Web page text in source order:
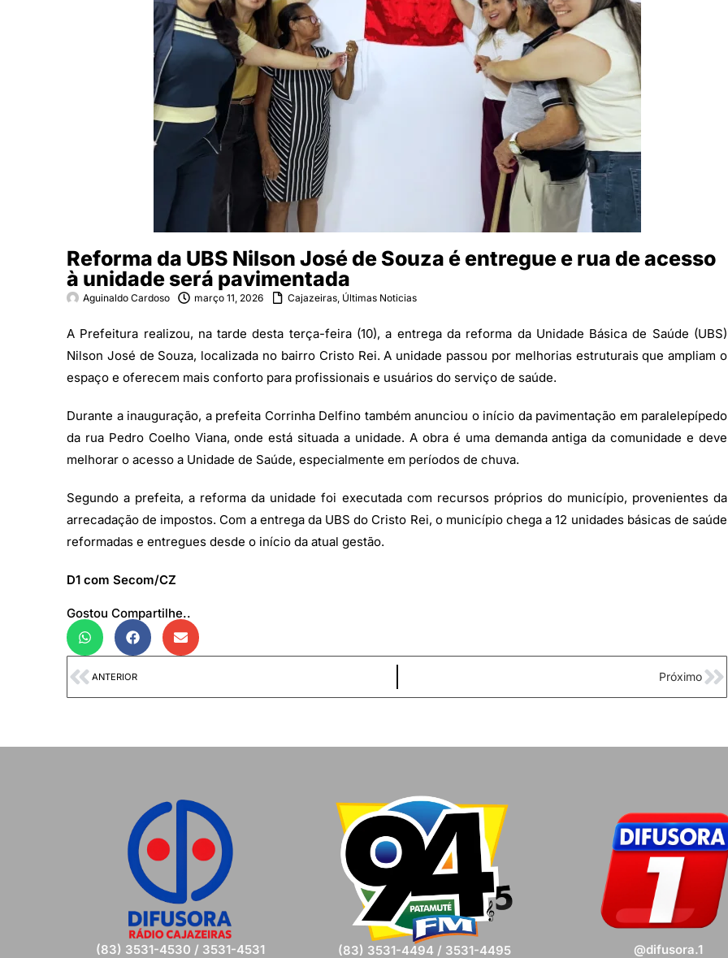
Reforma da UBS Nilson José de Souza é entregue e rua de acesso
à unidade será pavimentada
Aguinaldo Cardoso março 11, 2026 Cajazeiras Últimas Noticias
A Prefeitura realizou, na tarde desta terça-feira (10), a entrega da reforma da Unidade Básica de Saúde (UBS)
Nilson José de Souza, localizada no bairro Cristo Rei. A unidade passou por melhorias estruturais que ampliam o
espaço e oferecem mais conforto para profissionais e usuários do serviço de saúde.
Durante a inauguração, a prefeita Corrinha Delfino também anunciou o início da pavimentação em paralelepípedo
da rua Pedro Coelho Viana, onde está situada a unidade. A obra é uma demanda antiga da comunidade e deve
melhorar o acesso a Unidade de Saúde, especialmente em períodos de chuva.
Segundo a prefeita, a reforma da unidade foi executada com recursos próprios do município, provenientes da
arrecadação de impostos. Com a entrega da UBS do Cristo Rei, o município chega a 12 unidades básicas de saúde
reformadas e entregues desde o início da atual gestão.
D1 com Secom/CZ
Gostou Compartilhe..
ANTERIOR Próximo
(83) 3531-4530 / 3531-4531 (83) 3531-4494 / 3531-4495 @difusora.1